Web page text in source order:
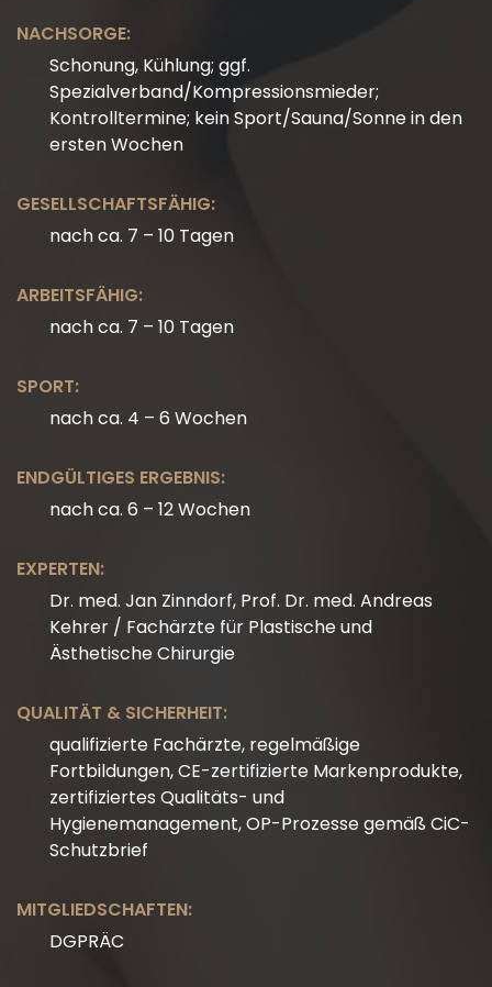
NACHSORGE:
Schonung, Kühlung; ggf.
Spezialverband/Kompressionsmieder;
Kontrolltermine; kein Sport/Sauna/Sonne in den
ersten Wochen
GESELLSCHAFTSFÄHIG:
nach ca. 7 – 10 Tagen
ARBEITSFÄHIG:
nach ca. 7 – 10 Tagen
SPORT:
nach ca. 4 – 6 Wochen
ENDGÜLTIGES ERGEBNIS:
nach ca. 6 – 12 Wochen
EXPERTEN:
Dr. med. Jan Zinndorf, Prof. Dr. med. Andreas
Kehrer / Fachärzte für Plastische und
Ästhetische Chirurgie
QUALITÄT & SICHERHEIT:
qualifizierte Fachärzte, regelmäßige
Fortbildungen, CE-zertifizierte Markenprodukte,
zertifiziertes Qualitäts- und
Hygienemanagement, OP-Prozesse gemäß CiC-
Schutzbrief
MITGLIEDSCHAFTEN:
DGPRÄC